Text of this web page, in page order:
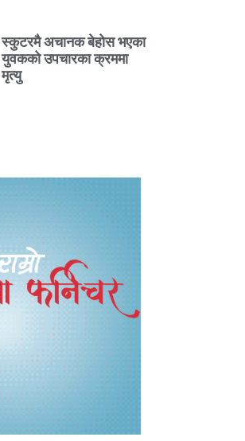
स्कुटरमै अचानक बेहोस भएका
युवकको उपचारका क्रममा
मृत्यु